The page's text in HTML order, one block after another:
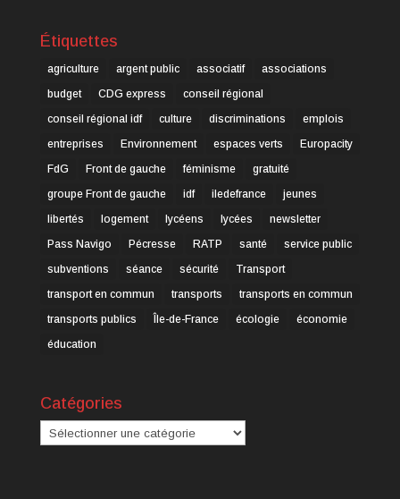
Étiquettes
agriculture argent public associatif
associations
budget
CDG express
conseil régional
conseil régional idf
culture discriminations
emplois
entreprises
Environnement espaces verts
Europacity
FdG
Front de gauche féminisme
gratuité
groupe Front de gauche
idf iledefrance
jeunes
libertés
logement lycéens lycées
newsletter
Pass Navigo
Pécresse RATP santé
service public
subventions
séance sécurité
Transport
transport en commun
transports
transports en commun
transports publics
Île-de-France écologie
économie
éducation
Catégories
Catégories